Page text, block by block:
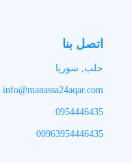
اتصل بنا
حلب, سوريا
info@manassa24aqar.com
0954446435
00963954446435